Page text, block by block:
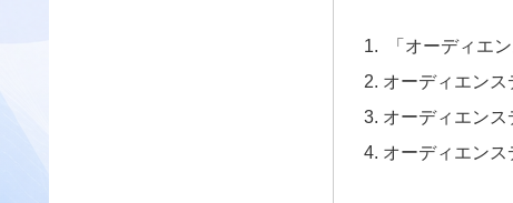
「オーディエ
オーディエン
オーディエン
オーディエンス